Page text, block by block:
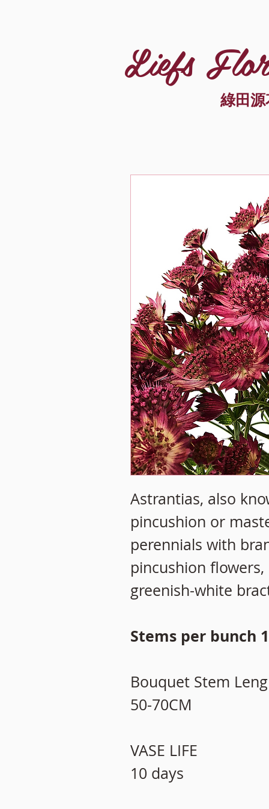
Liefs
綠田源
Astrantias, also
pincushion or
perennials with
pincushion
greenish-white
Stems per bunch
Bouquet Stem
50-70CM
VASE LIFE
10 days